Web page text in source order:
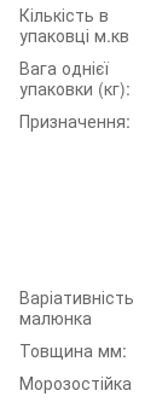
Кількість в
упаковці м.кв
Вага однієї
упаковки (кг):
Призначення:
Варіативність
малюнка
Товщина мм:
Морозостійка